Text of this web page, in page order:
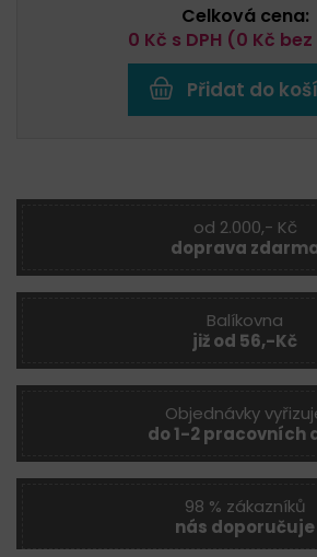
Celková cena:
0 Kč s DPH (0 Kč bez
Přidat do
od 2.000,- Kč
doprava
Balíkovna
již od 56,-Kč
Objednávky
do 1-2 pracovních
98 % zákazníků
nás doporučuje